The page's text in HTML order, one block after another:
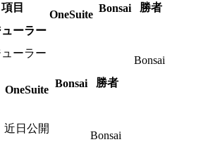
目
OneSuite
Bonsai
勝者
ーラー
ーラー
Bonsai
OneSuite
Bonsai
勝者
近日公開
Bonsai